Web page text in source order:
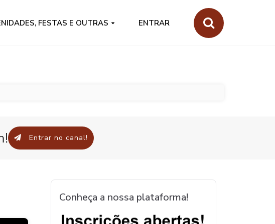
FESTAS E OUTRAS ENTRAR
Entrar no canal!
Conheça a nossa plataforma!